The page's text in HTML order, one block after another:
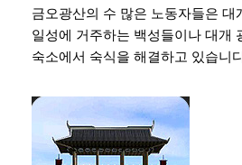
금오광산의 수 많은 노동자들은 대
일성에 거주하는 백성들이나 대개
숙소에서 숙식을 해결하고 있습니